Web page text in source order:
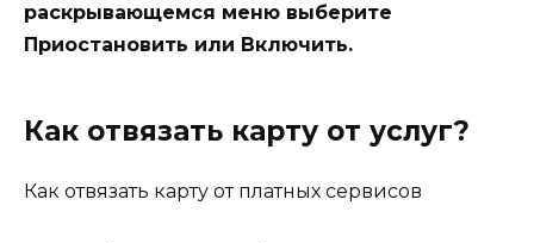
раскрывающемся меню выберите
Приостановить или Включить.
Как отвязать карту от услуг?
Как отвязать карту от платных сервисов